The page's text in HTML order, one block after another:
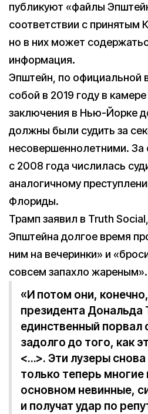
публикуют «файлы
соответствии с принятым
но в них может
информация.
Эпштейн, по официальной
собой в 2019 году в
заключения в Нью-Йорке
должны были судить за
несовершеннолетними.
с 2008 года числилась
аналогичному
Флориды.
Трамп заявил в Truth
Эпштейна долгое время
ним на вечеринки» и
совсем запахло жареным».
«И потом они,
президента
единственный порвал
задолго до того, как
<…>. Эти лузеры снова
только теперь многие
основном невинные,
и получат удар по